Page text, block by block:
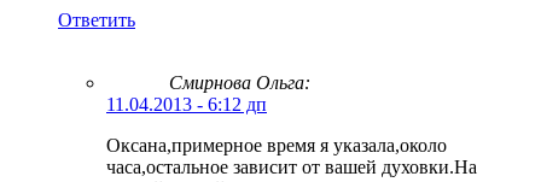
Ответить
Смирнова Ольга:
11.04.2013 - 6:12 дп
Оксана,примерное время я указала,около
часа,остальное зависит от вашей духовки.На